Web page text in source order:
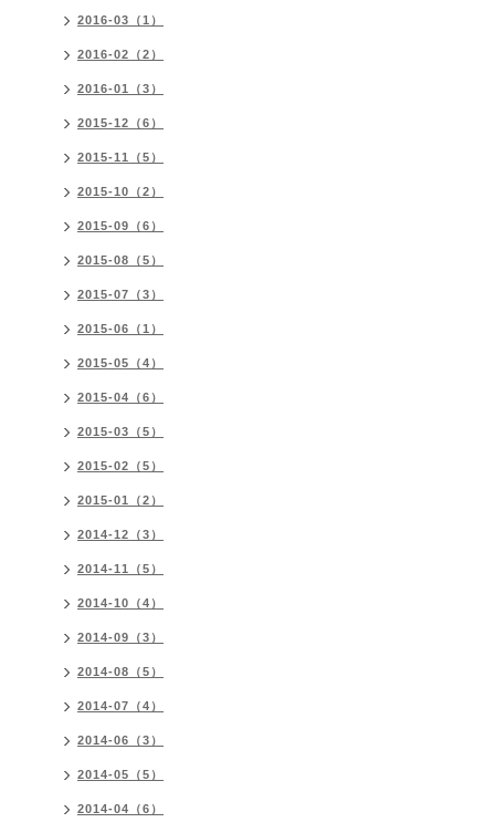
2016-03（1）
2016-02（2）
2016-01（3）
2015-12（6）
2015-11（5）
2015-10（2）
2015-09（6）
2015-08（5）
2015-07（3）
2015-06（1）
2015-05（4）
2015-04（6）
2015-03（5）
2015-02（5）
2015-01（2）
2014-12（3）
2014-11（5）
2014-10（4）
2014-09（3）
2014-08（5）
2014-07（4）
2014-06（3）
2014-05（5）
2014-04（6）